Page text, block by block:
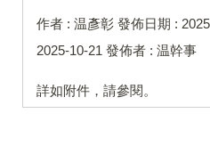
作者 : 温彥彰 發佈日期 :
2025-10-21 發佈者 : 温幹事
詳如附件，請參閱。